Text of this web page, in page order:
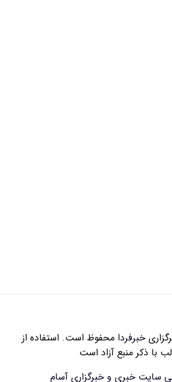
خبرفردامحفوظ است. استفاده از
با ذکر منبع آزاد است
سایت خبری و خبرگزاری آسام